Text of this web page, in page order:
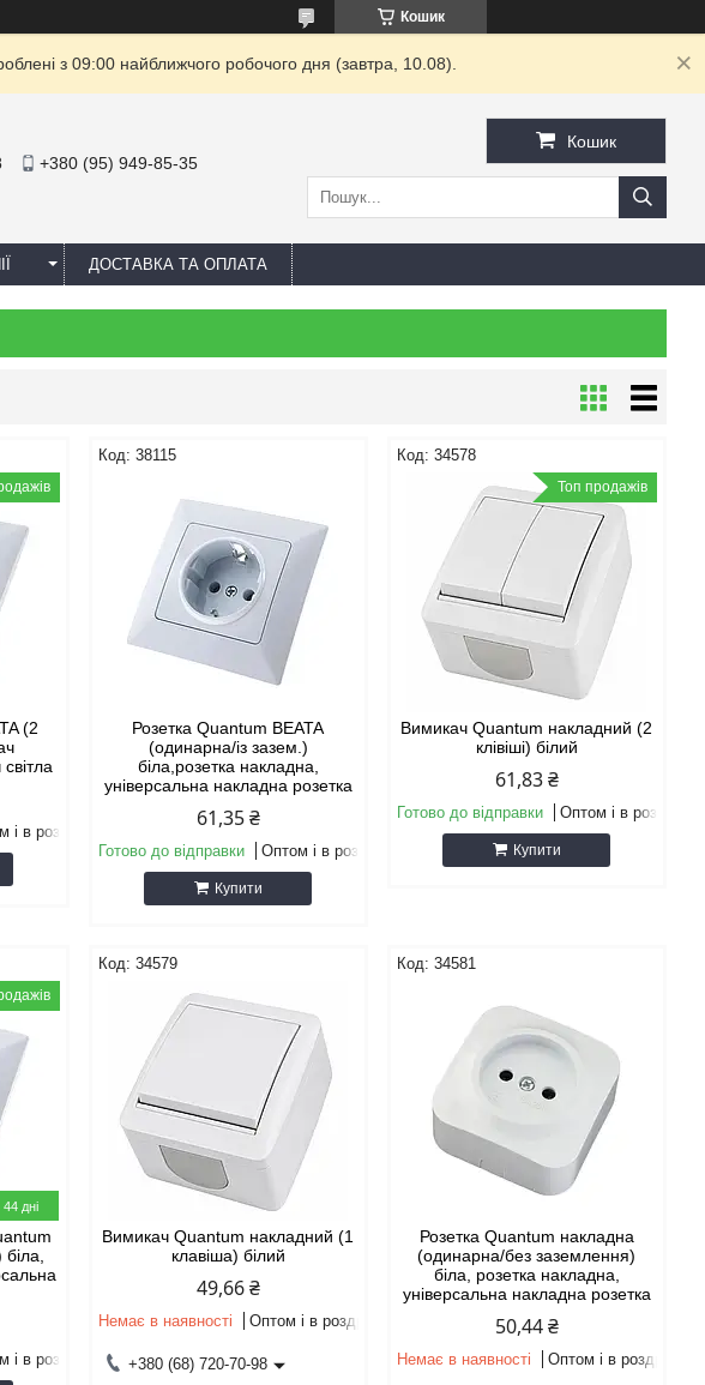
Кошик
з 09:00 найближчого робочого дня (завтра, 10.08).
+380 (95) 949-85-35
Кошик
ДОСТАВКА ТА ОПЛАТА
(2
і в роздріб
38115
Розетка Quantum BEATA
(одинарна/із зазем.)
біла,розетка накладна,
універсальна накладна розетка
61,35 ₴
Готово до відправки Оптом і в роздріб
Купити
34578
Топ продажів
Вимикач Quantum накладний (2
клівіші) білий
61,83 ₴
Готово до відправки Оптом і в роздріб
Купити
дні
і в роздріб
34579
Вимикач Quantum накладний (1
клавіша) білий
49,66 ₴
Немає в наявності Оптом і в роздріб
+380 (68) 720-70-98
34581
Розетка Quantum накладна
(одинарна/без заземлення)
біла, розетка накладна,
універсальна накладна розетка
50,44 ₴
Немає в наявності Оптом і в роздріб